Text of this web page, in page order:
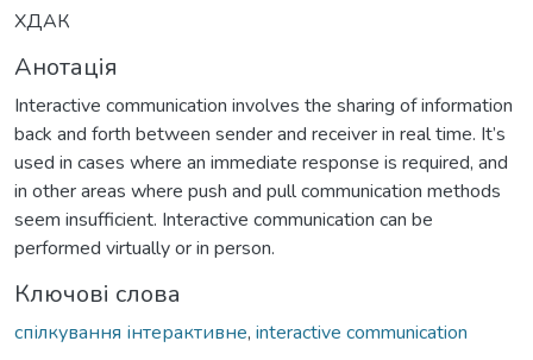
ХДАК
Анотація
Interactive communication involves the sharing of information
back and forth between sender and receiver in real time. It’s
used in cases where an immediate response is required, and
in other areas where push and pull communication methods
seem insufficient. Interactive communication can be
performed virtually or in person.
Ключові слова
спілкування інтерактивне, interactive communication